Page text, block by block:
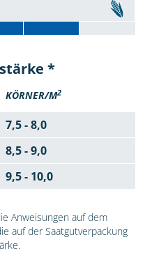
*
KÖRNER/M2
7,5 - 8,0
8,5 - 9,0
9,5 - 10,0
Anweisungen auf dem
auf der Saatgutverpackung